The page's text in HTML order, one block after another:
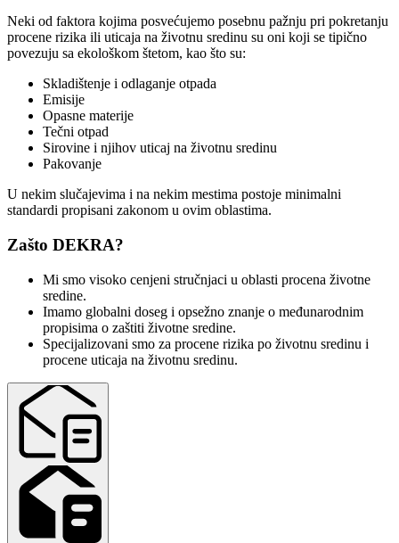
Neki od faktora kojima posvećujemo posebnu pažnju pri pokretanju
procene rizika ili uticaja na životnu sredinu su oni koji se tipično
povezuju sa ekološkom štetom, kao što su:
Skladištenje i odlaganje otpada
Emisije
Opasne materije
Tečni otpad
Sirovine i njihov uticaj na životnu sredinu
Pakovanje
U nekim slučajevima i na nekim mestima postoje minimalni
standardi propisani zakonom u ovim oblastima.
Zašto DEKRA?
Mi smo visoko cenjeni stručnjaci u oblasti procena životne
sredine.
Imamo globalni doseg i opsežno znanje o međunarodnim
propisima o zaštiti životne sredine.
Specijalizovani smo za procene rizika po životnu sredinu i
procene uticaja na životnu sredinu.